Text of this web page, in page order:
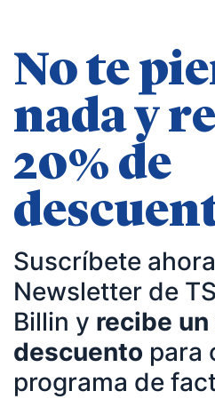
Marcos De La Cueva en
— Participación como
España 2023.
Temáticas de
negocios | startups |
empresas| asesorías|
| pequeños negocios |
desarrollo de negocio
No te
nada y
20% de
Suscríbete
Newsletter de
Billin y recibe un
descuento para
programa de